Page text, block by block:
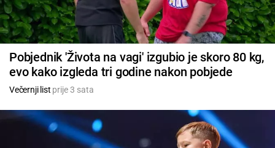
Pobjednik 'Života na vagi' izgubio je skoro 80 kg,
evo kako izgleda tri godine nakon pobjede
Večernji list prije 3 sata